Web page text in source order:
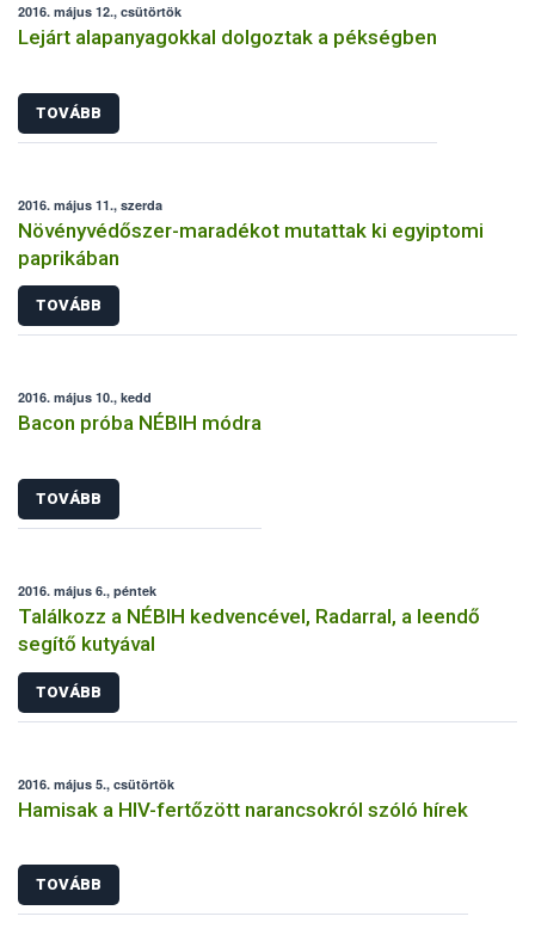
2016. május 12., csütörtök
Lejárt alapanyagokkal dolgoztak a pékségben
TOVÁBB
2016. május 11., szerda
Növényvédőszer-maradékot mutattak ki egyiptomi
paprikában
TOVÁBB
2016. május 10., kedd
Bacon próba NÉBIH módra
TOVÁBB
2016. május 6., péntek
Találkozz a NÉBIH kedvencével, Radarral, a leendő
segítő kutyával
TOVÁBB
2016. május 5., csütörtök
Hamisak a HIV-fertőzött narancsokról szóló hírek
TOVÁBB